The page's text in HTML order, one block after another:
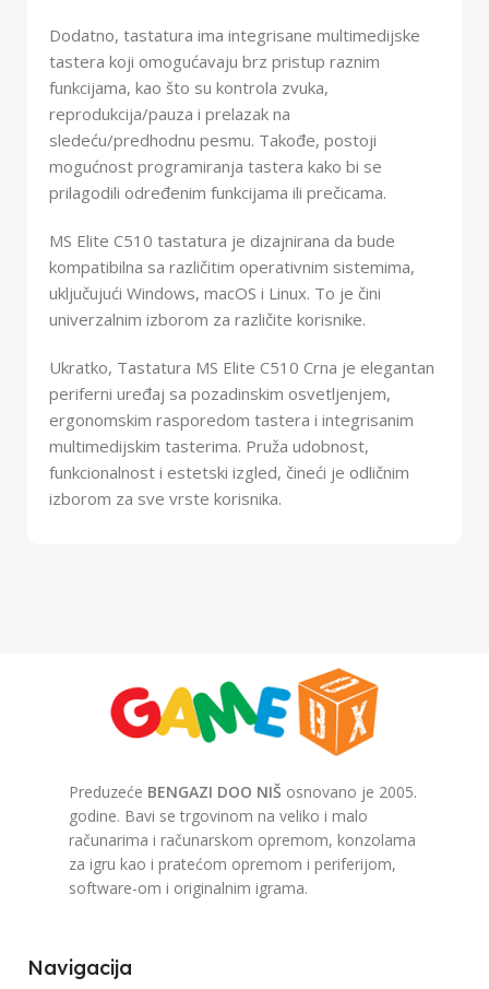
Dodatno, tastatura ima integrisane multimedijske
tastera koji omogućavaju brz pristup raznim
funkcijama, kao što su kontrola zvuka,
reprodukcija/pauza i prelazak na
sledeću/predhodnu pesmu. Takođe, postoji
mogućnost programiranja tastera kako bi se
prilagodili određenim funkcijama ili prečicama.
MS Elite C510 tastatura je dizajnirana da bude
kompatibilna sa različitim operativnim sistemima,
uključujući Windows, macOS i Linux. To je čini
univerzalnim izborom za različite korisnike.
Ukratko, Tastatura MS Elite C510 Crna je elegantan
periferni uređaj sa pozadinskim osvetljenjem,
ergonomskim rasporedom tastera i integrisanim
multimedijskim tasterima. Pruža udobnost,
funkcionalnost i estetski izgled, čineći je odličnim
izborom za sve vrste korisnika.
Preduzeće BENGAZI DOO NIŠ osnovano je 2005.
godine. Bavi se trgovinom na veliko i malo
računarima i računarskom opremom, konzolama
za igru kao i pratećom opremom i periferijom,
software-om i originalnim igrama.
Navigacija